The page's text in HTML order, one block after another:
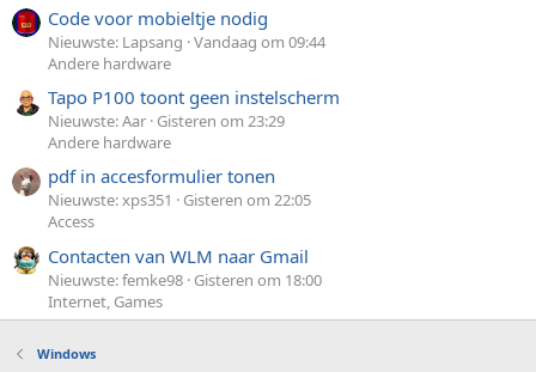
Code voor mobieltje nodig
Nieuwste: Lapsang Vandaag om 09:44
Andere hardware
Tapo P100 toont geen instelscherm
Nieuwste: Aar Gisteren om 23:29
Andere hardware
pdf in accesformulier tonen
Nieuwste: xps351
Gisteren om 22:05
Access
Contacten van WLM naar Gmail
Nieuwste: femke98 Gisteren om 18:00
Internet, Games
Windows